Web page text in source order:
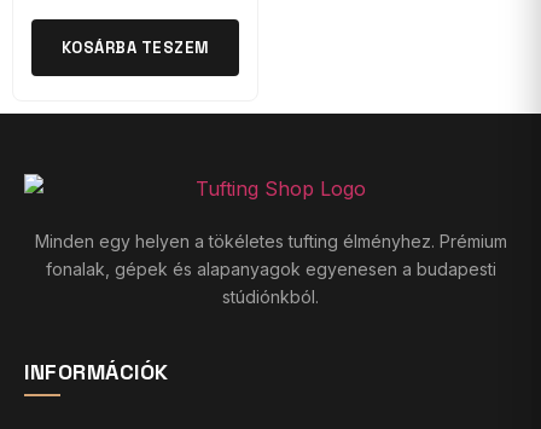
KOSÁRBA TESZEM
Minden egy helyen a tökéletes tufting élményhez. Prémium
fonalak, gépek és alapanyagok egyenesen a budapesti
stúdiónkból.
INFORMÁCIÓK